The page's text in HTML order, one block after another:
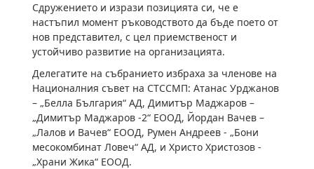
Сдружението и изрази позицията си, че е
настъпил момент ръководството да бъде поето от
нов представител, с цел приемственост и
устойчиво развитие на организацията.
Делегатите на събранието избраха за членове на
Националния съвет на СТССМП: Атанас Урджанов
– „Белла България“ АД, Димитър Маджаров –
„Димитър Маджаров -2“ ЕООД, Йордан Вачев –
„Лалов и Вачев“ ЕООД, Румен Андреев - „Бони
месокомбинат Ловеч“ АД, и Христо Христозов -
„Храни Жика“ ЕООД.